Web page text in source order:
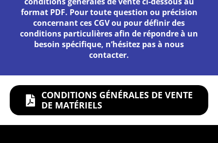
L’Entreprise
Actualités
Contact
Nos agences
Catalogue
format PDF. Pour toute question ou précision
concernant ces CGV ou pour définir des
conditions particulières afin de répondre à un
besoin spécifique, n’hésitez pas à nous
contacter.
CONDITIONS GÉNÉRALES DE VENTE
DE MATÉRIELS